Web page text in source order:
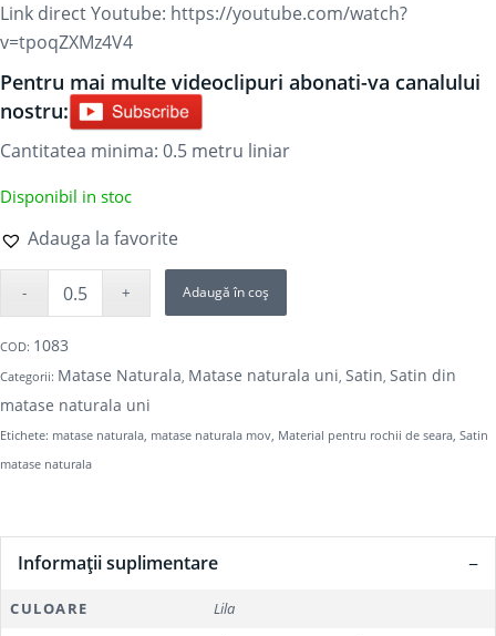
Link direct Youtube: https://youtube.com/watch?
v=tpoqZXMz4V4
Pentru mai multe videoclipuri abonati-va canalului
nostru:
Cantitatea minima: 0.5 metru liniar
Disponibil in stoc
Adauga la favorite
Adaugă în coș
COD: 1083
Categorii: Matase Naturala, Matase naturala uni, Satin, Satin din
matase naturala uni
Etichete: matase naturala, matase naturala mov, Material pentru rochii de seara, Satin
matase naturala
Informații suplimentare
CULOARE
Lila